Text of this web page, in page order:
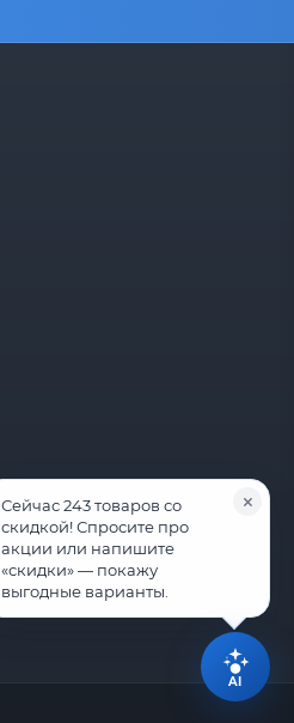
Сейчас 243 товаров со
скидкой! Спросите про
акции или напишите
«скидки» — покажу
выгодные варианты.
AI